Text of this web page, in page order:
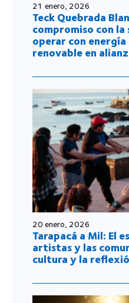
21 enero, 2026
Teck Quebrada
compromiso con
operar con
renovable en
20 enero, 2026
Tarapacá a Mil: El
artistas y las
cultura y la